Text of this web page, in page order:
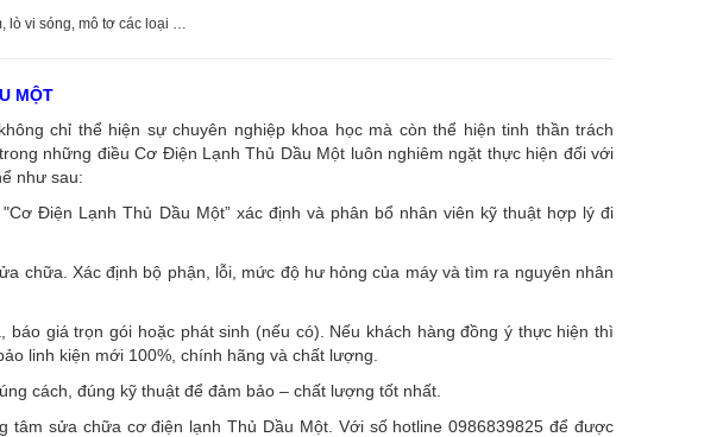
lò vi sóng, mô tơ các loại …
MỘT
chỉ thể hiện sự chuyên nghiệp khoa học mà còn thể hiện tinh thần trách
những điều Cơ Điện Lạnh Thủ Dầu Một luôn nghiêm ngặt thực hiện đối với
như sau:
Điện Lạnh Thủ Dầu Một” xác định và phân bổ nhân viên kỹ thuật hợp lý đi
chữa. Xác định bộ phận, lỗi, mức độ hư hỏng của máy và tìm ra nguyên nhân
giá trọn gói hoặc phát sinh (nếu có). Nếu khách hàng đồng ý thực hiện thì
linh kiện mới 100%, chính hãng và chất lượng.
cách, đúng kỹ thuật để đảm bảo – chất lượng tốt nhất.
tâm sửa chữa cơ điện lạnh Thủ Dầu Một. Với số hotline 0986839825 để được